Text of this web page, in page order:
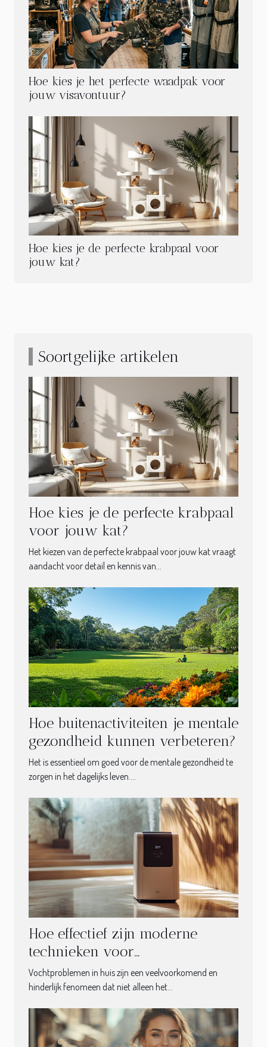
Hoe kies je het perfecte waadpak voor
jouw visavontuur?
Hoe kies je de perfecte krabpaal voor
jouw kat?
Soortgelijke artikelen
Hoe kies je de perfecte krabpaal
voor jouw kat?
Het kiezen van de perfecte krabpaal voor jouw kat vraagt
aandacht voor detail en kennis van...
Hoe buitenactiviteiten je mentale
gezondheid kunnen verbeteren?
Het is essentieel om goed voor de mentale gezondheid te
zorgen in het dagelijks leven....
Hoe effectief zijn moderne
technieken voor
vochtbestrijding?
Vochtproblemen in huis zijn een veelvoorkomend en
hinderlijk fenomeen dat niet alleen het...